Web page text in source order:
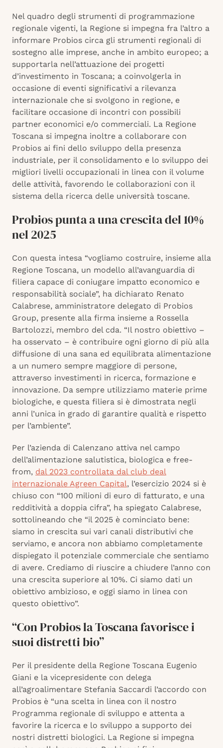
Nel quadro degli strumenti di programmazione
regionale vigenti, la Regione si impegna fra l’altro a
informare Probios circa gli strumenti regionali di
sostegno alle imprese, anche in ambito europeo; a
supportarla nell’attuazione dei progetti
d’investimento in Toscana; a coinvolgerla in
occasione di eventi significativi a rilevanza
internazionale che si svolgono in regione, e
facilitare occasione di incontri con possibili
partner economici e/o commerciali. La Regione
Toscana si impegna inoltre a collaborare con
Probios ai fini dello sviluppo della presenza
industriale, per il consolidamento e lo sviluppo dei
migliori livelli occupazionali in linea con il volume
delle attività, favorendo le collaborazioni con il
sistema della ricerca delle università toscane.
Probios punta a una crescita del 10%
nel 2025
Con questa intesa “vogliamo costruire, insieme alla
Regione Toscana, un modello all’avanguardia di
filiera capace di coniugare impatto economico e
responsabilità sociale”, ha dichiarato Renato
Calabrese, amministratore delegato di Probios
Group, presente alla firma insieme a Rossella
Bartolozzi, membro del cda. “Il nostro obiettivo –
ha osservato – è contribuire ogni giorno di più alla
diffusione di una sana ed equilibrata alimentazione
a un numero sempre maggiore di persone,
attraverso investimenti in ricerca, formazione e
innovazione. Da sempre utilizziamo materie prime
biologiche, e questa filiera si è dimostrata negli
anni l’unica in grado di garantire qualità e rispetto
per l’ambiente”.
Per l’azienda di Calenzano attiva nel campo
dell’alimentazione salutistica, biologica e free-
from, dal 2023 controllata dal club deal
internazionale Agreen Capital, l’esercizio 2024 si è
chiuso con “100 milioni di euro di fatturato, e una
redditività a doppia cifra”, ha spiegato Calabrese,
sottolineando che “il 2025 è cominciato bene:
siamo in crescita sui vari canali distributivi che
serviamo, e ancora non abbiamo completamente
dispiegato il potenziale commerciale che sentiamo
di avere. Crediamo di riuscire a chiudere l’anno con
una crescita superiore al 10%. Ci siamo dati un
obiettivo ambizioso, e oggi siamo in linea con
questo obiettivo”.
“Con Probios la Toscana favorisce i
suoi distretti bio”
Per il presidente della Regione Toscana Eugenio
Giani e la vicepresidente con delega
all’agroalimentare Stefania Saccardi l’accordo con
Probios è “una scelta in linea con il nostro
Programma regionale di sviluppo e attenta a
favorire la ricerca e lo sviluppo a supporto dei
nostri distretti biologici. La Regione si impegna